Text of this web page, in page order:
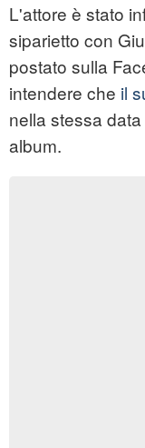
L'attore è stato
siparietto con
postato sulla
intendere che il
nella stessa
album.